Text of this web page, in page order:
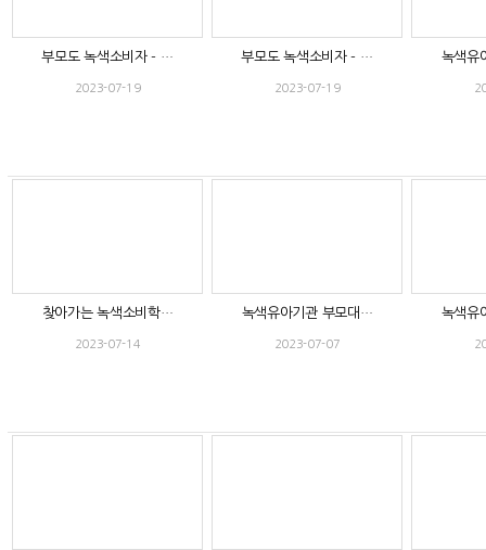
부모도 녹색소비자 - …
2023-07-19
부모도 녹색소비자 - …
2023-07-19
녹색유
찾아가는 녹색소비학…
2023-07-14
녹색유아기관 부모대…
2023-07-07
녹색유